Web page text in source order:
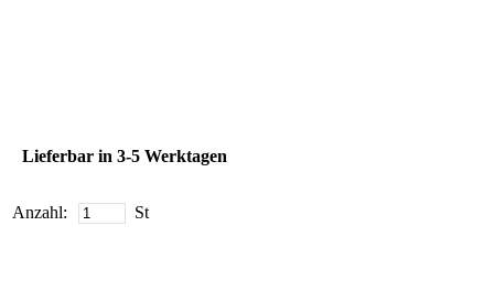
Lieferbar in 3-5 Werktagen
Anzahl: St